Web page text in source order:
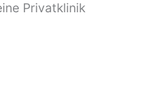
Privatklinik